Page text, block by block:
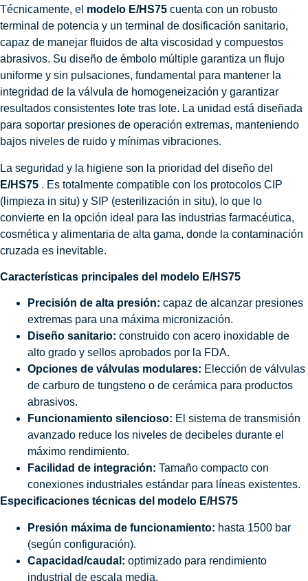
Técnicamente, el modelo E/HS75 cuenta con un robusto
terminal de potencia y un terminal de dosificación sanitario,
capaz de manejar fluidos de alta viscosidad y compuestos
abrasivos. Su diseño de émbolo múltiple garantiza un flujo
uniforme y sin pulsaciones, fundamental para mantener la
integridad de la válvula de homogeneización y garantizar
resultados consistentes lote tras lote. La unidad está diseñada
para soportar presiones de operación extremas, manteniendo
bajos niveles de ruido y mínimas vibraciones.
La seguridad y la higiene son la prioridad del diseño del
E/HS75 . Es totalmente compatible con los protocolos CIP
(limpieza in situ) y SIP (esterilización in situ), lo que lo
convierte en la opción ideal para las industrias farmacéutica,
cosmética y alimentaria de alta gama, donde la contaminación
cruzada es inevitable.
Características principales del modelo E/HS75
Precisión de alta presión: capaz de alcanzar presiones
extremas para una máxima micronización.
Diseño sanitario: construido con acero inoxidable de
alto grado y sellos aprobados por la FDA.
Opciones de válvulas modulares: Elección de válvulas
de carburo de tungsteno o de cerámica para productos
abrasivos.
Funcionamiento silencioso: El sistema de transmisión
avanzado reduce los niveles de decibeles durante el
máximo rendimiento.
Facilidad de integración: Tamaño compacto con
conexiones industriales estándar para líneas existentes.
Especificaciones técnicas del modelo E/HS75
Presión máxima de funcionamiento: hasta 1500 bar
(según configuración).
Capacidad/caudal: optimizado para rendimiento
industrial de escala media.